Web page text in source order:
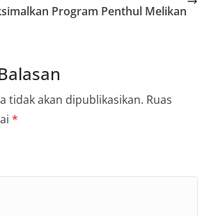
Program Penthul Melikan
tidak akan dipublikasikan. Ruas
*